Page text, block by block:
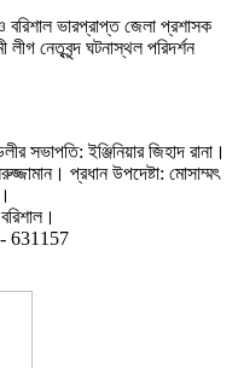
ভারপ্রাপ্ত জেলা প্রশাসক
নেতৃবৃন্দ ঘটনাস্থল পরিদর্শন
সভাপতি: ইঞ্জিনিয়ার জিহাদ রানা।
প্রধান উপদেষ্টা: মোসাম্মৎ
631157